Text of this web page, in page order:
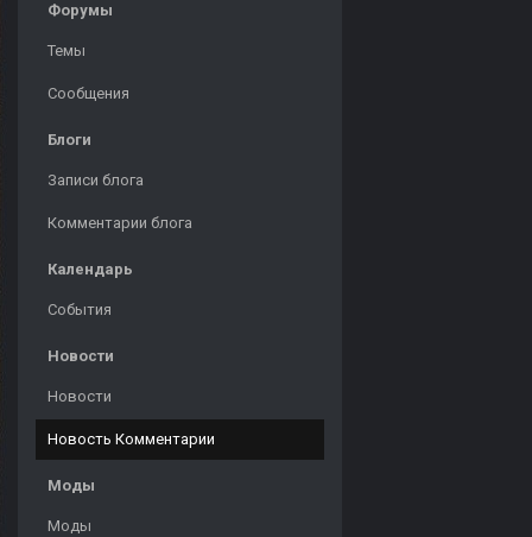
Форумы
Темы
Сообщения
Блоги
Записи блога
Комментарии блога
Календарь
События
Новости
Новости
Новость Комментарии
Моды
Моды